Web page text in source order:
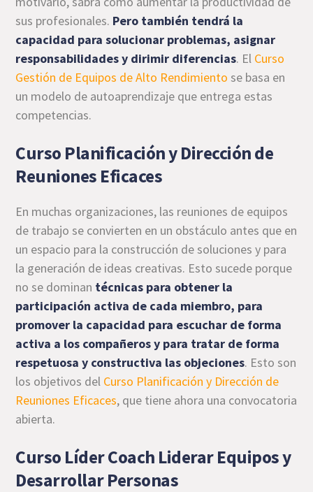
sus profesionales. Pero también tendrá la
capacidad para solucionar problemas, asignar
responsabilidades y dirimir diferencias. El Curso
Gestión de Equipos de Alto Rendimiento se basa en
un modelo de autoaprendizaje que entrega estas
competencias.
Curso Planificación y Dirección de
Reuniones Eficaces
En muchas organizaciones, las reuniones de equipos
de trabajo se convierten en un obstáculo antes que en
un espacio para la construcción de soluciones y para
la generación de ideas creativas. Esto sucede porque
no se dominan técnicas para obtener la
participación activa de cada miembro, para
promover la capacidad para escuchar de forma
activa a los compañeros y para tratar de forma
respetuosa y constructiva las objeciones. Esto son
los objetivos del Curso Planificación y Dirección de
Reuniones Eficaces, que tiene ahora una convocatoria
abierta.
Curso Líder Coach Liderar Equipos y
Desarrollar Personas